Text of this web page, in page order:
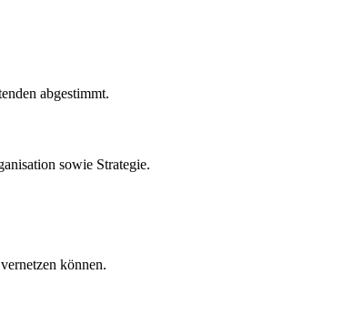
abgestimmt.
sowie Strategie.
können.